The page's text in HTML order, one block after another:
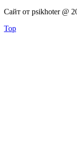
Сайт от psikhoter @
Top